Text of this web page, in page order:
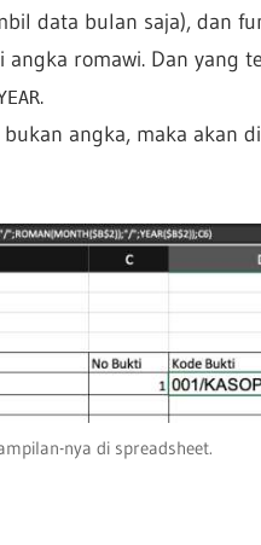
data bulan saja), dan
romawi. Dan yang
.
angka, maka akan
nya di spreadsheet.